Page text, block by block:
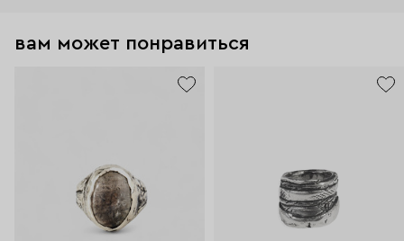
вам может понравиться